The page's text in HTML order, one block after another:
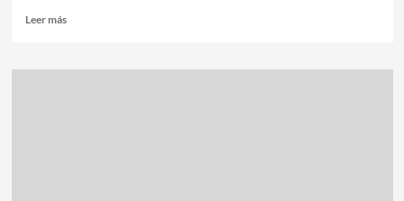
Leer más